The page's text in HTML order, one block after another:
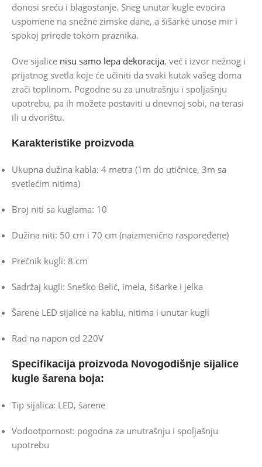
donosi sreću i blagostanje. Sneg unutar kugle evocira
uspomene na snežne zimske dane, a šišarke unose mir i
spokoj prirode tokom praznika.
Ove sijalice nisu samo lepa dekoracija, već i izvor nežnog i
prijatnog svetla koje će učiniti da svaki kutak vašeg doma
zrači toplinom. Pogodne su za unutrašnju i spoljašnju
upotrebu, pa ih možete postaviti u dnevnoj sobi, na terasi
ili u dvorištu.
Karakteristike proizvoda
Ukupna dužina kabla: 4 metra (1m do utičnice, 3m sa
svetlećim nitima)
Broj niti sa kuglama: 10
Dužina niti: 50 cm i 70 cm (naizmenično raspoređene)
Prečnik kugli: 8 cm
Sadržaj kugli: Sneško Belić, imela, šišarke i jelka
Šarene LED sijalice na kablu, nitima i unutar kugli
Rad na napon od 220V
Specifikacija proizvoda Novogodišnje sijalice
kugle šarena boja:
Tip sijalica: LED, šarene
Vodootpornost: pogodna za unutrašnju i spoljašnju
upotrebu